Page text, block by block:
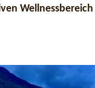
Wellnessbereich